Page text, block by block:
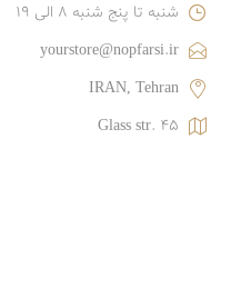
شنبه تا پنج شنبه 8 الی 19
yourstore@nopfarsi.ir
IRAN, Tehran
Glass str. 45